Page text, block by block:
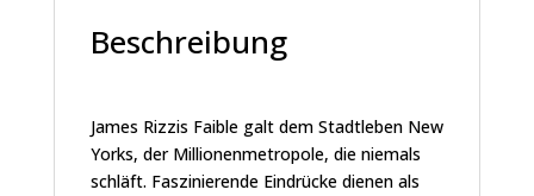
Beschreibung
James Rizzis Faible galt dem Stadtleben New
Yorks, der Millionenmetropole, die niemals
schläft. Faszinierende Eindrücke dienen als